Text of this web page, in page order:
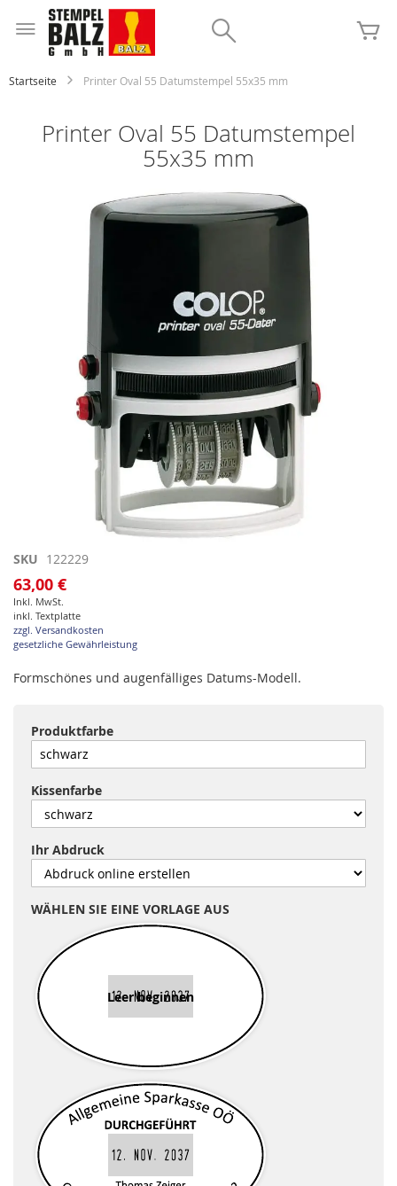
Inhalt
springen
Startseite Printer Oval 55 Datumstempel 55x35 mm
Printer Oval 55 Datumstempel
55x35 mm
Zum
Anfang
der
Bildgalerie
springen
SKU 122229
63,00 €
Inkl. MwSt.
inkl. Textplatte
zzgl. Versandkosten
gesetzliche Gewährleistung
Formschönes und augenfälliges Datums-Modell.
Produktfarbe
Kissenfarbe
Ihr Abdruck
WÄHLEN SIE EINE VORLAGE AUS
Leer beginnen